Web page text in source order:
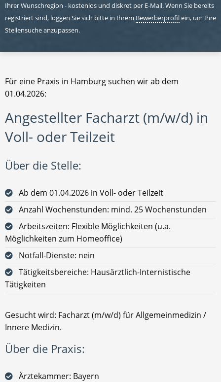
Ihrer Wunschregion - kostenlos und diskret per E-Mail. Wenn Sie bereits
registriert sind, loggen Sie sich bitte in Ihrem Bewerberprofilein, um Ihre
Stellensuche anzupassen.
Für eine Praxis in Hamburg suchen wir ab dem
01.04.2026:
Angestellter Facharzt (m/w/d) in
Voll- oder Teilzeit
Über die Stelle:
Ab dem 01.04.2026 in Voll- oder Teilzeit
Anzahl Wochenstunden: mind. 25 Wochenstunden
Arbeitszeiten: Flexible Möglichkeiten (u.a.
Möglichkeiten zum Homeoffice)
Notfall-Dienste: nein
Tätigkeitsbereiche: Hausärztlich-Internistische
Tätigkeiten
Gesucht wird: Facharzt (m/w/d) für Allgemeinmedizin /
Innere Medizin.
Über die Praxis:
Ärztekammer: Bayern